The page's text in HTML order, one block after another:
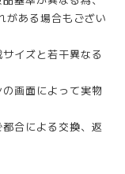
がある場合もござい
イズと若干異なる
画面によって実物
合による交換、返